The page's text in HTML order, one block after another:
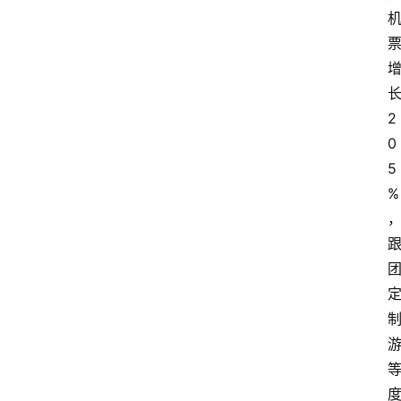
机
票
增
长
2
0
5
%
，
跟
团
定
制
游
等
度